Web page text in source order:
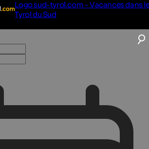
Logo sud-tyrol.com - Vacances dans
Tyrol du Sud